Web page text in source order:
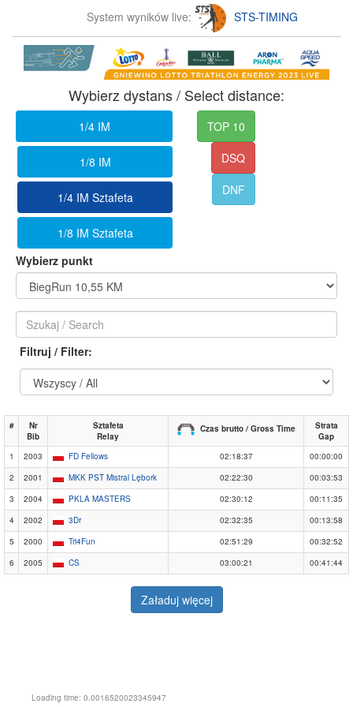
System wyników live: STS-TIMING
Wybierz dystans / Select distance:
1/4 IM
1/8 IM
1/4 IM Sztafeta
1/8 IM Sztafeta
TOP 10
DSQ
DNF
Wybierz punkt
Filtruj / Filter:
#
Nr
Bib
Sztafeta
Relay
Czas brutto / Gross Time
Strata
Gap
1
2003 FD Fellows 02:18:37
00:00:00
2
2001 MKK PST Mistral Lębork 02:22:30
00:03:53
3
2004 PKLA MASTERS 02:30:12
00:11:35
4
2002 3Dr 02:32:35
00:13:58
5
2000 Tri4Fun 02:51:29
00:32:52
6
2005 CS 03:00:21 00:41:44
Załaduj więcej
Loading time: 0.0016520023345947